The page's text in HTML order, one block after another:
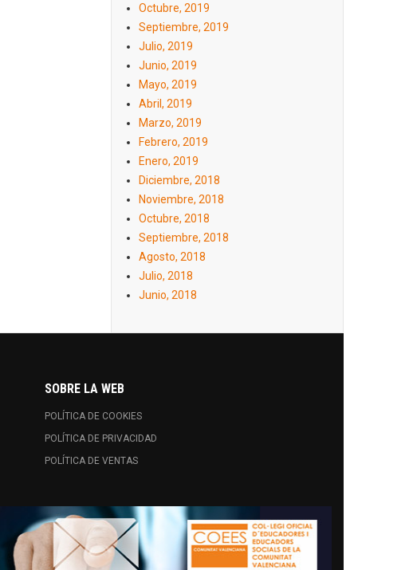
Octubre, 2019
Septiembre, 2019
Julio, 2019
Junio, 2019
Mayo, 2019
Abril, 2019
Marzo, 2019
Febrero, 2019
Enero, 2019
Diciembre, 2018
Noviembre, 2018
Octubre, 2018
Septiembre, 2018
Agosto, 2018
Julio, 2018
Junio, 2018
SOBRE LA WEB
POLÍTICA DE COOKIES
POLÍTICA DE PRIVACIDAD
POLÍTICA DE VENTAS